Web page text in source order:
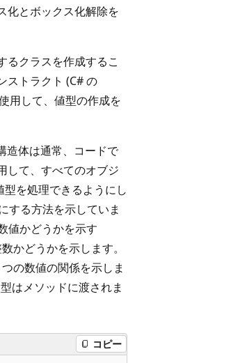
化とボックス化解除を
るクラスを作成するこ
ストラクト (C# の
用して、値型の作成を
造体は通常、コードで
して、すべてのオブジ
を処理できるようにし
する方法を示していま
値かどうかを示す
かどうかを示します。
の数値の関係を示しま
はメソッドに渡されま
コピー